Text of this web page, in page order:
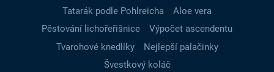
Tatarák podle Pohlreicha
Aloe vera
Pěstování lichořeřišnice
Výpočet ascendentu
Tvarohové knedlíky
Nejlepší palačinky
Švestkový koláč